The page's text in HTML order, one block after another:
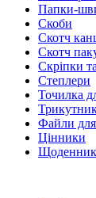
Папки-
Скоби
Скотч
Скотч
Скріпки
Степлери
Точилка
Файли для
Цінники